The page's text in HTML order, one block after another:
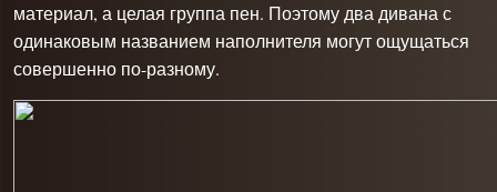
материал, а целая группа пен. Поэтому два дивана с
одинаковым названием наполнителя могут ощущаться
совершенно по-разному.